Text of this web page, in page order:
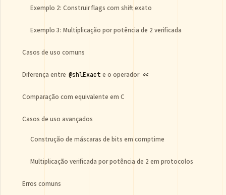
Exemplo 2: Construir flags com shift exato
Exemplo 3: Multiplicação por potência de 2 verificada
Casos de uso comuns
Diferença entre @shlExact e o operador <<
Comparação com equivalente em C
Casos de uso avançados
Construção de máscaras de bits em comptime
Multiplicação verificada por potência de 2 em protocolos
Erros comuns